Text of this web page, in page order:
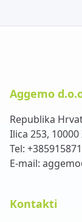
Aggemo
Republika
Ilica 253,
Tel:
E-mail:
Kontakti